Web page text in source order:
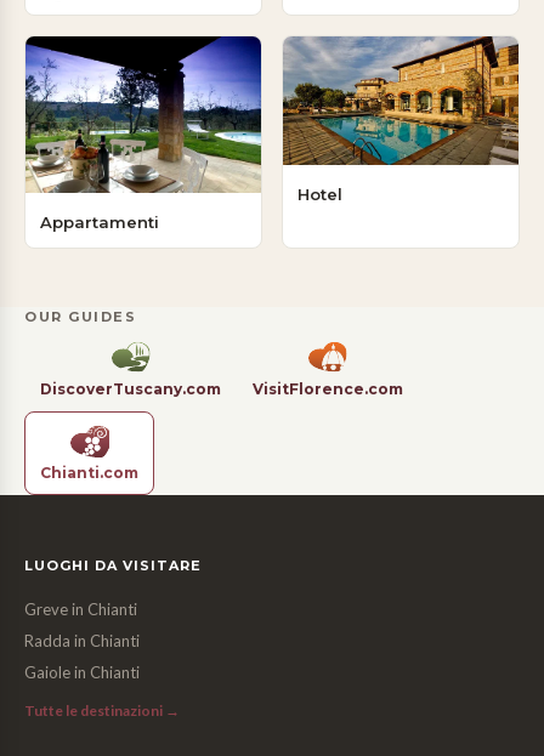
Appartamenti
Hotel
OUR GUIDES
DiscoverTuscany.com VisitFlorence.com
Chianti.com
LUOGHI DA VISITARE
Greve in Chianti
Radda in Chianti
Gaiole in Chianti
Tutte le destinazioni →